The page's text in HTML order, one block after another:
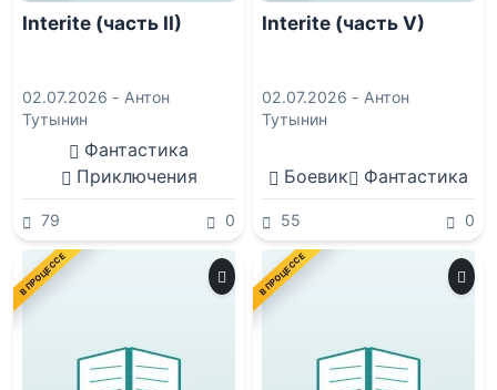
Interite (часть II)
02.07.2026 - Антон
Тутынин
Фантастика
Приключения
79 0
Interite (часть V)
02.07.2026 - Антон
Тутынин
Боевик Фантастика
55 0
В ПРОЦЕССЕ В ПРОЦЕССЕ